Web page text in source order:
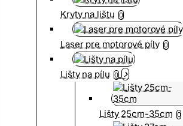
Kryty na lištu 0
Laser pre motorové píly 0
Lišty na pílu 0
Lišty 25cm-35cm 0